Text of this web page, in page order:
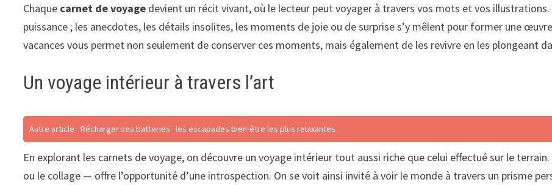
Chaque carnet de voyage devient un récit vivant, où le lecteur peut voyager à travers vos mots et vos
puissance ; les anecdotes, les détails insolites, les moments de joie ou de surprise s’y mêlent pour former une
vacances vous permet non seulement de conserver ces moments, mais également de les revivre en les plongeant
Un voyage intérieur à travers l’art
Autre article Récharger ses batteries : les escapades bien-être les plus relaxantes
En explorant les carnets de voyage, on découvre un voyage intérieur tout aussi riche que celui effectué sur le
ou le collage — offre l’opportunité d’une introspection. On se voit ainsi invité à voir le monde à travers un prisme